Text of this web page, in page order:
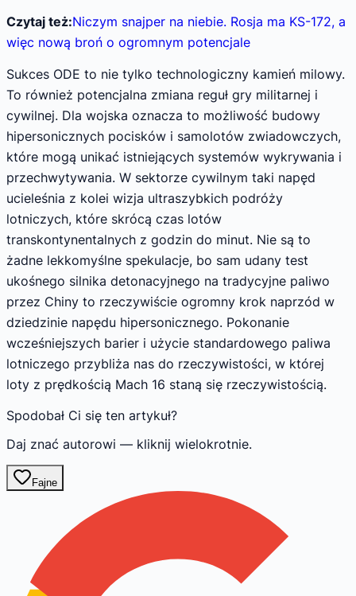
Czytaj też:Niczym snajper na niebie. Rosja ma KS-172, a
więc nową broń o ogromnym potencjale
Sukces ODE to nie tylko technologiczny kamień milowy.
To również potencjalna zmiana reguł gry militarnej i
cywilnej. Dla wojska oznacza to możliwość budowy
hipersonicznych pocisków i samolotów zwiadowczych,
które mogą unikać istniejących systemów wykrywania i
przechwytywania. W sektorze cywilnym taki napęd
ucieleśnia z kolei wizja ultraszybkich podróży
lotniczych, które skrócą czas lotów
transkontynentalnych z godzin do minut. Nie są to
żadne lekkomyślne spekulacje, bo sam udany test
ukośnego silnika detonacyjnego na tradycyjne paliwo
przez Chiny to rzeczywiście ogromny krok naprzód w
dziedzinie napędu hipersonicznego. Pokonanie
wcześniejszych barier i użycie standardowego paliwa
lotniczego przybliża nas do rzeczywistości, w której
loty z prędkością Mach 16 staną się rzeczywistością.
Spodobał Ci się ten artykuł?
Daj znać autorowi — kliknij wielokrotnie.
Fajne